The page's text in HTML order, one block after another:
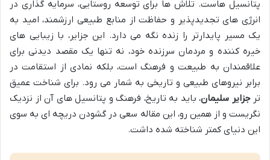
پتانسیل هاست. تلاش ها برای توسعه روستایی، سرمایه گذاری در
انرژی های تجدیدپذیر و حفاظت از منابع طبیعی ارزشمند، امید به
یک مسیر پایدارتر را زنده نگه می دارد. این جزایر، با زیبایی های
خیره کننده و مردمان سرزنده خود، نه تنها یک مقصد دیدنی برای
علاقمندان به طبیعت و فرهنگ است، بلکه نمادی از استقامت در
برابر نیروهای طبیعی و تاریخی به شمار می رود. برای شناخت عمیق
ترجزایر سلیمان، باید به تاریخ، فرهنگ و پتانسیل های آن از نزدیک
نگریست و از همین رو، این مقاله سعی در گشودن دریچه ای به سوی
این دنیای کمتر شناخته شده داشت.